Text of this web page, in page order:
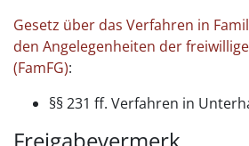
Gesetz über das Verfahren in
den Angelegenheiten der
(FamFG):
§§ 231 ff. Verfahren in
Freigabevermerk